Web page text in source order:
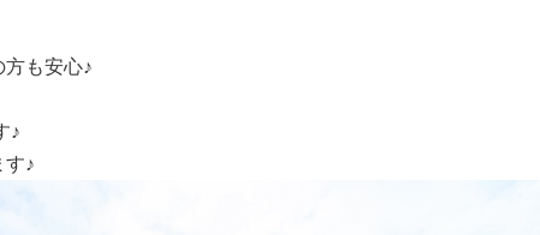
も安心♪
♪
♪